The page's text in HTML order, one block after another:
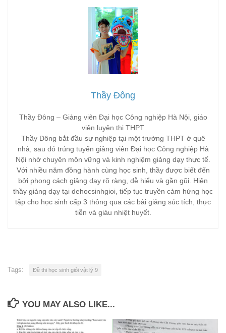
Thầy Đông
Thầy Đông – Giảng viên Đại học Công nghiệp Hà Nội, giáo
viên luyện thi THPT
Thầy Đông bắt đầu sự nghiệp tại một trường THPT ở quê
nhà, sau đó trúng tuyển giảng viên Đại học Công nghiệp Hà
Nội nhờ chuyên môn vững và kinh nghiệm giảng dạy thực tế.
Với nhiều năm đồng hành cùng học sinh, thầy được biết đến
bởi phong cách giảng dạy rõ ràng, dễ hiểu và gần gũi. Hiện
thầy giảng dạy tại dehocsinhgioi, tiếp tục truyền cảm hứng học
tập cho học sinh cấp 3 thông qua các bài giảng súc tích, thực
tiễn và giàu nhiệt huyết.
Tags: Đề thi học sinh giỏi vật lý 9
YOU MAY ALSO LIKE...